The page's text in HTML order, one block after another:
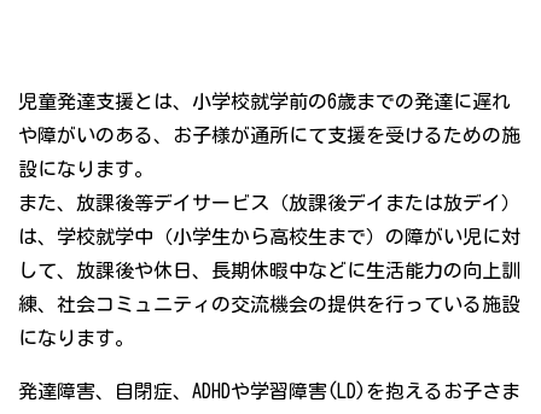
児童発達支援とは、小学校就学前の6歳までの発達に遅れ
や障がいのある、お子様が通所にて支援を受けるための施
設になります。
また、放課後等デイサービス（放課後デイまたは放デイ）
は、学校就学中（小学生から高校生まで）の障がい児に対
して、放課後や休日、長期休暇中などに生活能力の向上訓
練、社会コミュニティの交流機会の提供を行っている施設
になります。
発達障害、自閉症、ADHDや学習障害(LD)を抱えるお子さま